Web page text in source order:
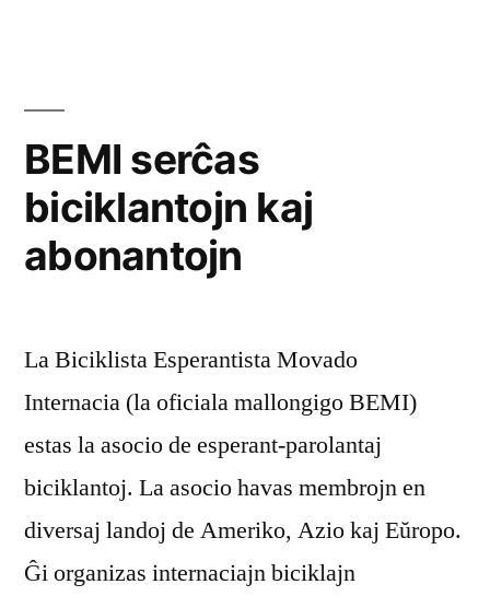
BEMI serĉas
biciklantojn kaj
abonantojn
La Biciklista Esperantista Movado
Internacia (la oficiala mallongigo BEMI)
estas la asocio de esperant-parolantaj
biciklantoj. La asocio havas membrojn en
diversaj landoj de Ameriko, Azio kaj Eŭropo.
Ĝi organizas internaciajn biciklajn